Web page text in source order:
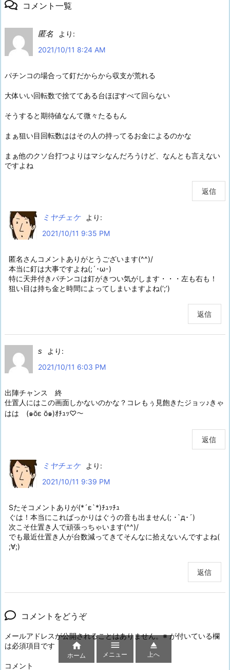
コメント一覧
匿名
より:
2021/10/11 8:24 AM
パチンコの場合って釘だからから収支が荒れる
大体いい回転数で捨ててある台ほぼすべて回らない
そうすると期待値なんて微々たるもん
まぁ狙い目回転数ははその人の持ってるお金によるのかな
まぁ他のクソ台打つよりはマシなんだろうけど、なんとも言えない
ですよね
返信
ミヤチェケ
より:
2021/10/11 9:35 PM
匿名さんコメントありがとうございます(^^)/
本当に釘は大事ですよね(;´･ω･)
特に天井付きパチンコは釘がきつい気がします・・・左も右も！
狙い目は持ち金と時間によってしまいますよね(‘;’)
返信
s
より:
2021/10/11 6:03 PM
出陣チャンス 終
仕置人にはこの画面しかないのかな？コレもぅ見飽きたジョッ♪きゃ
はは (๑ŏε ŏ๑)ｵﾁｭｯ♡〜
返信
ミヤチェケ
より:
2021/10/11 9:39 PM
Sたそコメントありが(*´ε`*)ﾁｭｯﾁｭ
ぐは！本当にこればっかりはぐうの音も出ません(; ･`д･´)
次こそ仕置き人で頑張っちゃいます(^^)/
でも最近仕置き人が台数減ってきてそんなに拾えないんですよね(
;∀;)
返信
コメントをどうぞ
メールアドレスが公開されることはありません。※が付いている欄
は必須項目です
コメント

ホーム

メニュー

上へ